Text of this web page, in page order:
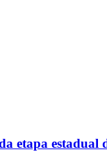
etapa